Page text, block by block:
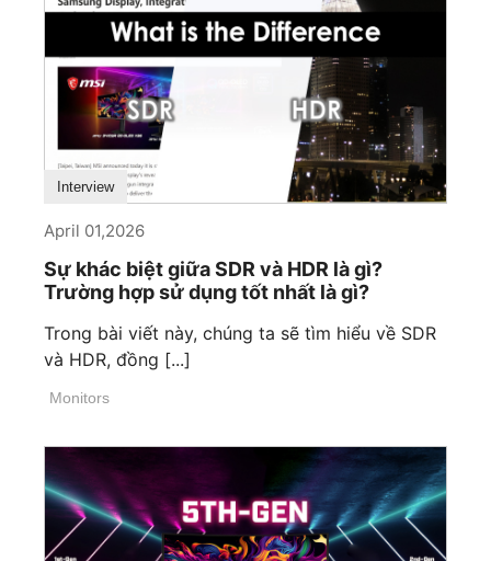
Interview
April 01,2026
Sự khác biệt giữa SDR và ​​HDR là gì?
Trường hợp sử dụng tốt nhất là gì?
Trong bài viết này, chúng ta sẽ tìm hiểu về SDR
và HDR, đồng [...]
Monitors